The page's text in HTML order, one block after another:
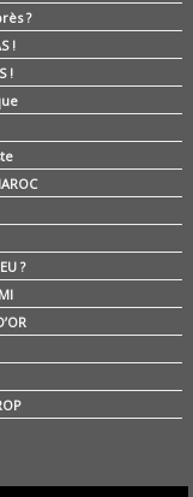
?
!
!
?